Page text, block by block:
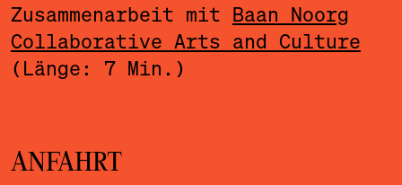
Zusammenarbeit mit Baan Noorg
Collaborative Arts and Culture
(Länge: 7 Min.)
ANFAHRT